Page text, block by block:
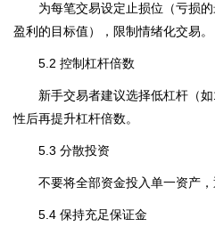
为每笔交易设定止损位（亏损
盈利的目标值），限制情绪化交易。
5.2 控制杠杆倍数
新手交易者建议选择低杠杆（
性后再提升杠杆倍数。
5.3 分散投资
不要将全部资金投入单一资产
5.4 保持充足保证金